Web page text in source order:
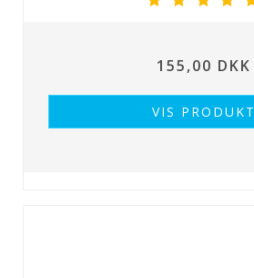
155,00 DKK
VIS PRODUKT